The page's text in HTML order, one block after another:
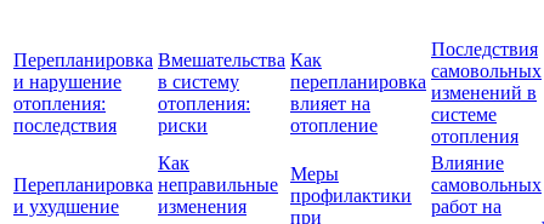
Перепланировка
и нарушение
отопления:
последствия
Вмешательства
в систему
отопления:
риски
Как
перепланировка
влияет на
отопление
Последствия
самовольных
изменений в
системе
отопления
Перепланировка
и ухудшение
Как
неправильные
изменения
Меры
профилактики
при
Влияние
самовольных
работ на